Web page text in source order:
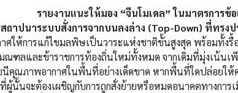
รายงานแนะให้มอง “จีนโมเดล” ในมาตรการข้
สถาปนาระบบสั่งการจากบนลงล่าง (Top-Down) ที่ทรง
ศให้การแก้ไขมลพิษเป็นวาระแห่งชาติขั้นสูงสุด พร้อมทั้งรื้
ณฑลและข้าราชการท้องถิ่นใหม่ทั้งหมด จากเดิมที่มุ่งเน้นเพี
คุณภาพอากาศในพื้นที่อย่างเด็ดขาด หากพื้นที่ใดปล่อยให้
ผู้นั้นจะต้องเผชิญกับการถูกสั่งย้ายหรือหมดอนาคตทางกา